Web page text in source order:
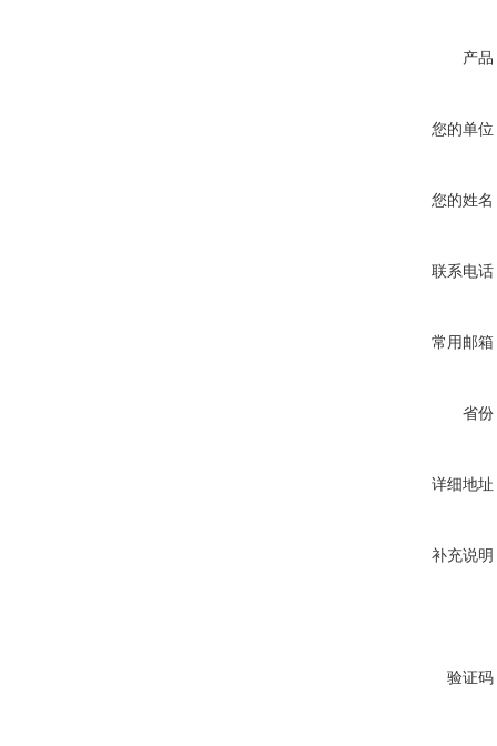
产品
您的单位
您的姓名
联系电话
常用邮箱
省份
详细地址
补充说明
验证码